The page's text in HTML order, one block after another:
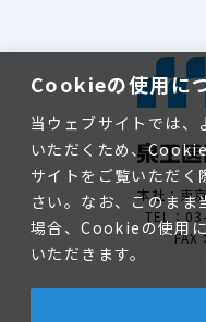
Cookieの使用に
当ウェブサイトでは、
いただくため、
サイトをご覧いただ
さい。なお、このま
場合、Cookieの使用
いただきます。
本社：東
TEL：
個